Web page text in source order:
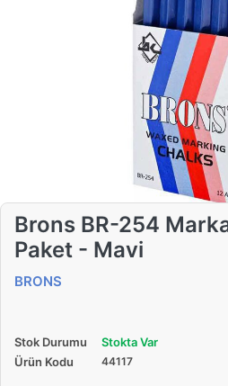
Brons BR-254
Paket - Mavi
BRONS
Stok Durumu
Stokta Var
Ürün Kodu
44117